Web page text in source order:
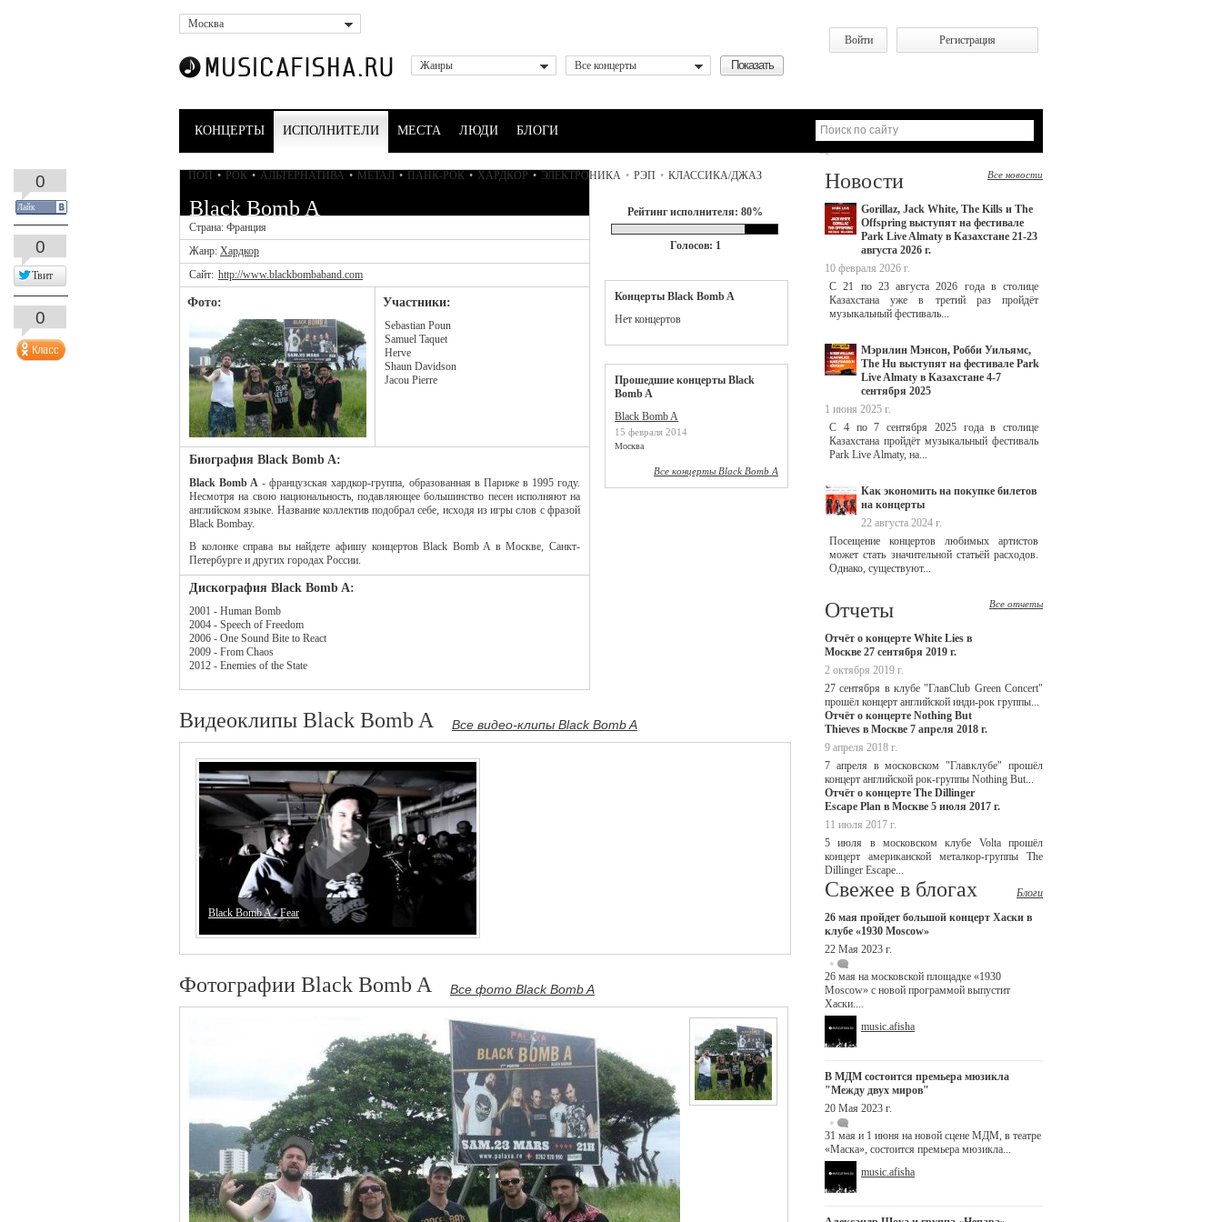
Москва
Войти
Регистрация
Жанры
Все концерты
КОНЦЕРТЫ ИСПОЛНИТЕЛИ МЕСТА ЛЮДИ БЛОГИ
ПОП • РОК • АЛЬТЕРНАТИВА • МЕТАЛ • ПАНК-РОК • ХАРДКОР • ЭЛЕКТРОНИКА • РЭП • КЛАССИКА/ДЖАЗ
Рейтинг исполнителя: 80%
Голосов: 1
Концерты Black Bomb A
Нет концертов
Прошедшие концерты Black
Bomb A
Black Bomb A
15 февраля 2014
Москва
Все концерты Black Bomb A
Black Bomb A
Страна: Франция
Жанр: Хардкор
Сайт: http://www.blackbombaband.com
Фото: Участники:
Sebastian Poun
Samuel Taquet
Herve
Shaun Davidson
Jacou Pierre
Биография Black Bomb A:
Black Bomb A - французская хардкор-группа, образованная в Париже в 1995 году.
Несмотря на свою национальность, подавляющее большинство песен исполняют на
английском языке. Название коллектив подобрал себе, исходя из игры слов с фразой
Black Bombay.
В колонке справа вы найдете афишу концертов Black Bomb A в Москве, Санкт-
Петербурге и других городах России.
Дискография Black Bomb A:
2001 - Human Bomb
2004 - Speech of Freedom
2006 - One Sound Bite to React
2009 - From Chaos
2012 - Enemies of the State
Видеоклипы Black Bomb A Все видео-клипы Black Bomb A
Black Bomb A - Fear
Фотографии Black Bomb A Все фото Black Bomb A
Новости Все новости
Gorillaz, Jack White, The Kills и The
Offspring выступят на фестивале
Park Live Almaty в Казахстане 21-23
августа 2026 г.
10 февраля 2026 г.
С 21 по 23 августа 2026 года в столице
Казахстана уже в третий раз пройдёт
музыкальный фестиваль...
Мэрилин Мэнсон, Робби Уильямс,
The Hu выступят на фестивале Park
Live Almaty в Казахстане 4-7
сентября 2025
1 июня 2025 г.
С 4 по 7 сентября 2025 года в столице
Казахстана пройдёт музыкальный фестиваль
Park Live Almaty, на...
Как экономить на покупке билетов
на концерты
22 августа 2024 г.
Посещение концертов любимых артистов
может стать значительной статьёй расходов.
Однако, существуют...
Отчеты Все отчеты
Отчёт о концерте White Lies в
Москве 27 сентября 2019 г.
2 октября 2019 г.
27 сентября в клубе "ГлавClub Green Concert"
прошёл концерт английской инди-рок группы...
Отчёт о концерте Nothing But
Thieves в Москве 7 апреля 2018 г.
9 апреля 2018 г.
7 апреля в московском "Главклубе" прошёл
концерт английской рок-группы Nothing But...
Отчёт о концерте The Dillinger
Escape Plan в Москве 5 июля 2017 г.
11 июля 2017 г.
5 июля в московском клубе Volta прошёл
концерт американской металкор-группы The
Dillinger Escape...
Свежее в блогах
Блоги
26 мая пройдет большой концерт Хаски в
клубе «1930 Moscow»
22 Мая 2023 г.
26 мая на московской площадке «1930
Moscow» с новой программой выпустит
Хаски....
music.afisha
В МДМ состоится премьера мюзикла
"Между двух миров"
20 Мая 2023 г.
31 мая и 1 июня на новой сцене МДМ, в театре
«Маска», состоится премьера мюзикла...
music.afisha
0
Лайк
0
Твит
0